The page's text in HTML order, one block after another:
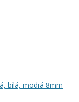
bílá, modrá 8mm